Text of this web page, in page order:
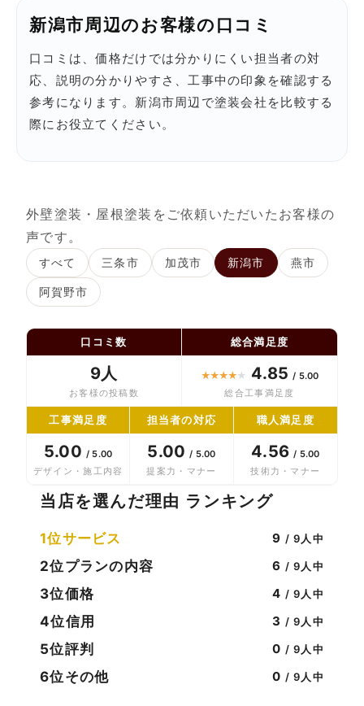
新潟市周辺のお客様の口コミ
口コミは、価格だけでは分かりにくい担当者の対
応、説明の分かりやすさ、工事中の印象を確認する
参考になります。新潟市周辺で塗装会社を比較する
際にお役立てください。
外壁塗装・屋根塗装をご依頼いただいたお客様の
声です。
すべて 三条市 加茂市 新潟市 燕市
阿賀野市
口コミ数
9人
お客様の投稿数
総合満足度
★★★★★ 4.85 / 5.00
総合工事満足度
工事満足度
5.00 / 5.00
デザイン・施工内容
担当者の対応
5.00 / 5.00
提案力・マナー
職人満足度
4.56 / 5.00
技術力・マナー
当店を選んだ理由 ランキング
1位サービス 9 / 9人中
2位プランの内容 6 / 9人中
3位価格 4 / 9人中
4位信用 3 / 9人中
5位評判 0 / 9人中
6位その他 0 / 9人中